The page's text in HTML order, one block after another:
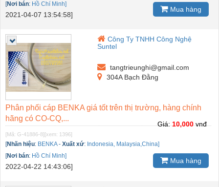
[Nơi bán: Hồ Chí Minh]
2021-04-07 13:54:58]
Mua hàng
Công Ty TNHH Công Nghệ
Suntel
tangtrieunghi@gmail.com
304A Bạch Đằng
Phân phối cáp BENKA giá tốt trên thị trường, hàng chính
hãng có CO-CQ,...
[Mã: G-41886-8] [xem: 1396]
[Nhãn hiệu: BENKA- Xuất xứ: Indonesia, Malaysia,China]
[Nơi bán: Hồ Chí Minh]
2022-04-22 14:43:06]
Giá:10,000vnđ
Mua hàng